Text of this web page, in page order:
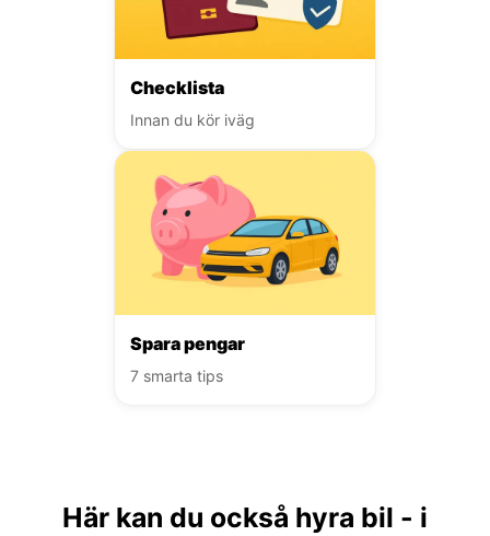
Checklista
Innan du kör iväg
Spara pengar
7 smarta tips
Här kan du också hyra bil - i